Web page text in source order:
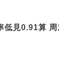
低見0.91算